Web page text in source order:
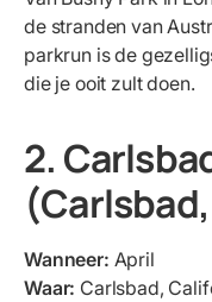
de stranden van
parkrun is de
die je ooit zult doen.
2.
Wanneer: April
Waar: Carlsbad,